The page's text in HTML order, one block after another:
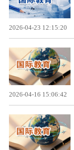
2026-04-23 12:15:20
2026-04-16 15:06:42